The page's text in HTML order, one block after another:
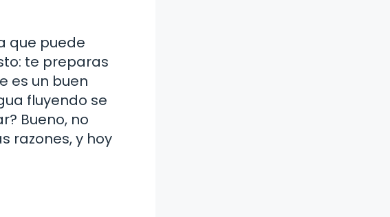
que puede
te preparas
es un buen
fluyendo se
Bueno, no
razones, y hoy